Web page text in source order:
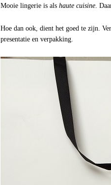
Mooie lingerie is als haute cuisine.
Hoe dan ook, dient het goed te zijn.
presentatie en verpakking.